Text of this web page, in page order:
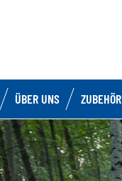
ÜBER UNS ZUBEHÖR